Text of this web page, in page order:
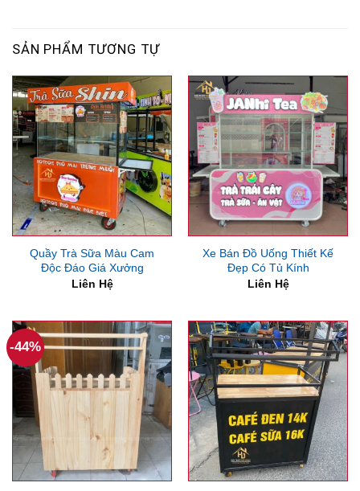
SẢN PHẨM TƯƠNG TỰ
Quầy Trà Sữa Màu Cam
Độc Đáo Giá Xưởng
Liên Hệ
Xe Bán Đồ Uống Thiết Kế
Đẹp Có Tủ Kính
Liên Hệ
-44%